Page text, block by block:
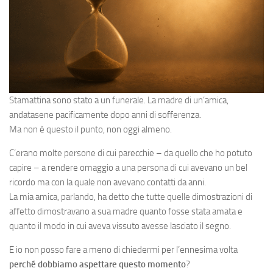
Stamattina sono stato a un funerale. La madre di un’amica,
andatasene pacificamente dopo anni di sofferenza.
Ma non è questo il punto, non oggi almeno.
C’erano molte persone di cui parecchie – da quello che ho potuto
capire – a rendere omaggio a una persona di cui avevano un bel
ricordo ma con la quale non avevano contatti da anni.
La mia amica, parlando, ha detto che tutte quelle dimostrazioni di
affetto dimostravano a sua madre quanto fosse stata amata e
quanto il modo in cui aveva vissuto avesse lasciato il segno.
E io non posso fare a meno di chiedermi per l’ennesima volta
perché dobbiamo aspettare questo momento?